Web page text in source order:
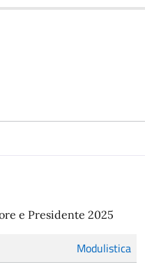
e Presidente 2025
Modulistica